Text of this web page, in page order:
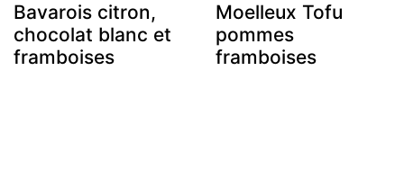
Bavarois citron,
chocolat blanc et
framboises
Moelleux Tofu
pommes
framboises